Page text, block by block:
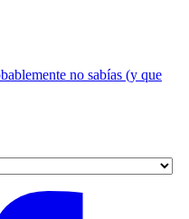
no sabías (y que